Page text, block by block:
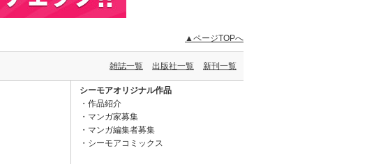
▲ページTOPへ
雑誌一覧 出版社一覧 新刊一覧
シーモアオリジナル作品
作品紹介
マンガ家募集
マンガ編集者募集
シーモアコミックス